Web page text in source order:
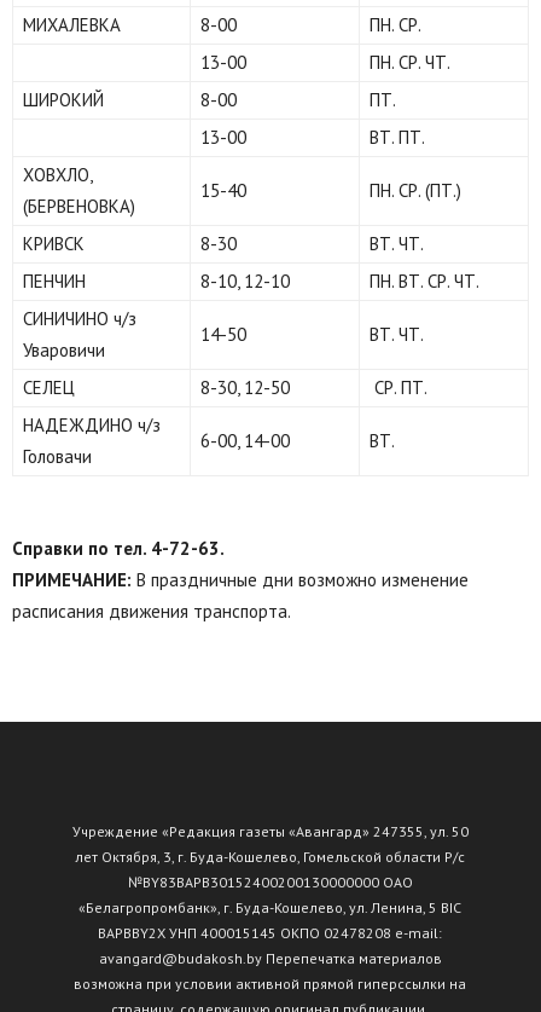
МИХАЛЕВКА
8-00
ПН. СР.
13-00
ПН. СР. ЧТ.
ШИРОКИЙ
8-00
ПТ.
13-00
ВТ. ПТ.
ХОВХЛО,
(БЕРВЕНОВКА)
15-40 ПН. СР. (ПТ.)
КРИВСК 8-30
ВТ. ЧТ.
ПЕНЧИН
8-10, 12-10
ПН. ВТ. СР. ЧТ.
СИНИЧИНО ч/з
Уваровичи
14-50 ВТ. ЧТ.
СЕЛЕЦ 8-30, 12-50
СР. ПТ.
НАДЕЖДИНО ч/з
Головачи
6-00, 14-00 ВТ.
Справки по тел. 4-72-63.
ПРИМЕЧАНИЕ: В праздничные дни возможно изменение
расписания движения транспорта.
Учреждение «Редакция газеты «Авангард» 247355, ул. 50
лет Октября, 3, г. Буда-Кошелево, Гомельской области Р/с
№ВY83ВАРВ30152400200130000000 ОАО
«Белагропромбанк», г. Буда-Кошелево, ул. Ленина, 5 BIC
BAPBBY2X УНП 400015145 ОКПО 02478208 e-mail:
avangard@budakosh.by Перепечатка материалов
возможна при условии активной прямой гиперссылки на